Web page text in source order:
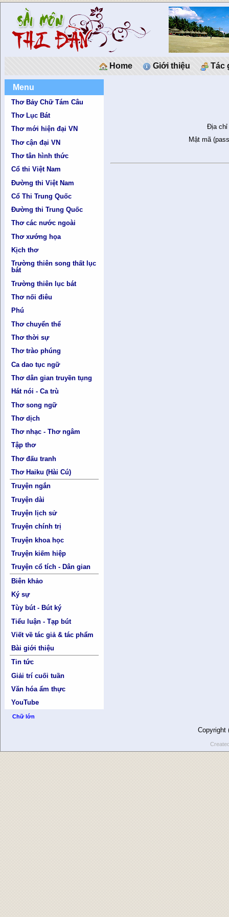
Home Giới thiệu Tác
Menu
Thơ Bảy Chữ Tám Câu
Thơ Lục Bát
Thơ mới hiện đại VN
Thơ cận đại VN
Thơ tân hình thức
Cổ thi Việt Nam
Đường thi Việt Nam
Cổ Thi Trung Quốc
Đường thi Trung Quốc
Thơ các nước ngoài
Thơ xướng họa
Kịch thơ
Trường thiên song thất lục
bát
Trường thiên lục bát
Thơ nối điêu
Phú
Thơ chuyển thể
Thơ thời sự
Thơ trào phúng
Ca dao tục ngữ
Thơ dân gian truyền tụng
Hát nói - Ca trù
Thơ song ngữ
Thơ dịch
Thơ nhạc - Thơ ngâm
Tập thơ
Thơ đấu tranh
Thơ Haiku (Hài Cú)
Truyện ngắn
Truyện dài
Truyện lịch sử
Truyện chính trị
Truyện khoa học
Truyện kiếm hiệp
Truyện cổ tích - Dân gian
Biên khảo
Ký sự
Tùy bút - Bút ký
Tiểu luận - Tạp bút
Viết về tác giả & tác phẩm
Bài giới thiệu
Tin tức
Giải trí cuối tuần
Văn hóa ẩm thực
YouTube
Chữ lớn
Địa chỉ
Mật mã
Copyright